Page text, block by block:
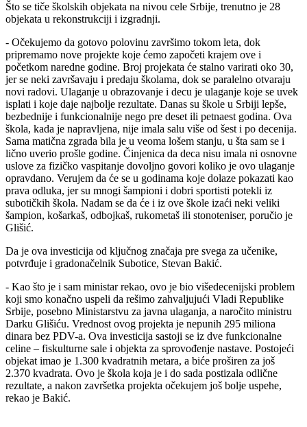
Što se tiče školskih objekata na nivou cele Srbije, trenutno je 28
objekata u rekonstrukciji i izgradnji.
- Očekujemo da gotovo polovinu završimo tokom leta, dok
pripremamo nove projekte koje ćemo započeti krajem ove i
početkom naredne godine. Broj projekata će stalno varirati oko 30,
jer se neki završavaju i predaju školama, dok se paralelno otvaraju
novi radovi. Ulaganje u obrazovanje i decu je ulaganje koje se uvek
isplati i koje daje najbolje rezultate. Danas su škole u Srbiji lepše,
bezbednije i funkcionalnije nego pre deset ili petnaest godina. Ova
škola, kada je napravljena, nije imala salu više od šest i po decenija.
Sama matična zgrada bila je u veoma lošem stanju, u šta sam se i
lično uverio prošle godine. Činjenica da deca nisu imala ni osnovne
uslove za fizičko vaspitanje dovoljno govori koliko je ovo ulaganje
opravdano. Verujem da će se u godinama koje dolaze pokazati kao
prava odluka, jer su mnogi šampioni i dobri sportisti potekli iz
subotičkih škola. Nadam se da će i iz ove škole izaći neki veliki
šampion, košarkaš, odbojkaš, rukometaš ili stonoteniser, poručio je
Glišić.
Da je ova investicija od ključnog značaja pre svega za učenike,
potvrđuje i gradonačelnik Subotice, Stevan Bakić.
- Kao što je i sam ministar rekao, ovo je bio višedecenijski problem
koji smo konačno uspeli da rešimo zahvaljujući Vladi Republike
Srbije, posebno Ministarstvu za javna ulaganja, a naročito ministru
Darku Glišiću. Vrednost ovog projekta je nepunih 295 miliona
dinara bez PDV-a. Ova investicija sastoji se iz dve funkcionalne
celine – fiskulturne sale i objekta za sprovođenje nastave. Postojeći
objekat imao je 1.300 kvadratnih metara, a biće proširen za još
2.370 kvadrata. Ovo je škola koja je i do sada postizala odlične
rezultate, a nakon završetka projekta očekujem još bolje uspehe,
rekao je Bakić.